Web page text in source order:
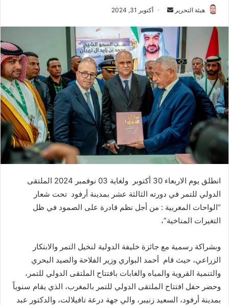
هيئة التحرير
س
ل
ب
ر
ي
د
ا
إ
ل
ك
ت
و
ن
ي
ا
أكتوبر 31, 2024
انطلق يوم الاربعاء 30 أكتوبر ولغاية 03 نوفمبر 2024 الملتقى
الدولي للتمر في دورته الثالثة عشر بمدينة أرفود تحت شعار
“الواحات المغربية : من أجل نظم قادرة على الصمود في ظل
التغيرات المناخية”،
وبشراكة رسمية مع جائزة خليفة الدولية لنخيل التمر والابتكار
الزراعي، حيث قام أحمد البواري وزير الفلاحة والصيد البحري
والتنمية القروية والمياه والغابات بافتتاح الملتقى الدولي للتمر،
وحضر حفل افتتاح الملتقى الدولي للتمر بالمغرب، الذي يقام سنوياً
بمدينة أرفود، السعيد زنيبر، والي جهة درعة تافيلالت، والدكتور عبد